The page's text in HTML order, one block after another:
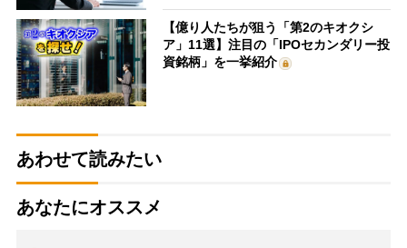
【億り人たちが狙う「第2のキオクシ
ア」11選】注目の「IPOセカンダリー投
資銘柄」を一挙紹介
あわせて読みたい
あなたにオススメ